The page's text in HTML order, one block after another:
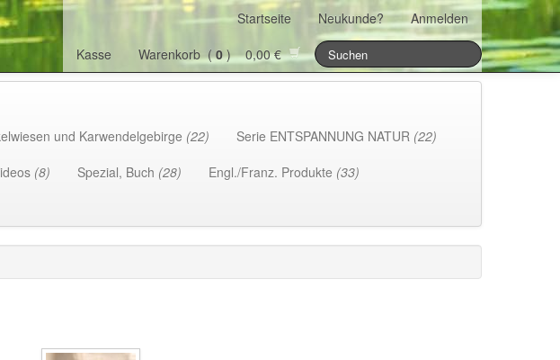
Startseite Neukunde?
Anmelden
Kasse
Warenkorb (0) 0,00 €
und Karwendelgebirge (22) Serie ENTSPANNUNG NATUR (22)
(8) Spezial, Buch (28) Engl./Franz. Produkte (33)